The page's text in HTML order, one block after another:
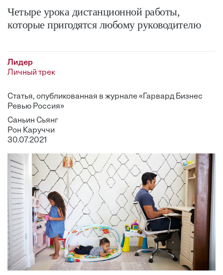
Четыре урока дистанционной работы,
которые пригодятся любому руководителю
Лидер
Личный трек
Статья, опубликованная в журнале «Гарвард Бизнес
Ревью Россия»
Саньин Сьянг
Рон Каруччи
30.07.2021